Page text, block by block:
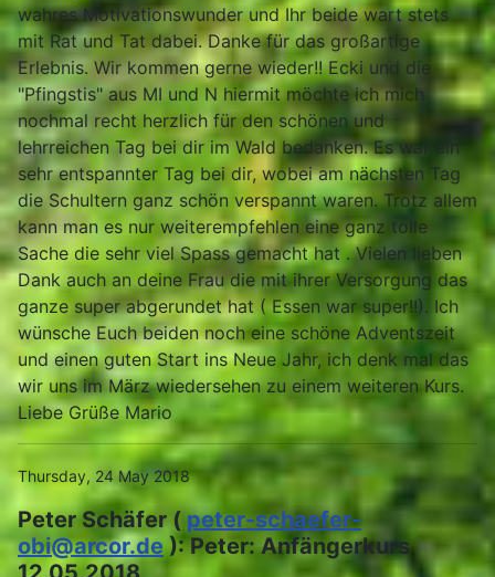
wahres Motivationswunder und Ihr beide wart stets
mit Rat und Tat dabei. Danke für das großartige
Erlebnis. Wir kommen gerne wieder!! Ecki und die
"Pfingstis" aus MI und N hiermit möchte ich mich
nochmal recht herzlich für den schönen und
lehrreichen Tag bei dir im Wald bedanken. Es war ein
sehr entspannter Tag bei dir, wobei am nächsten Tag
die Schultern ganz schön verspannt waren. Trotz allem
kann man es nur weiterempfehlen eine ganz tolle
Sache die sehr viel Spass gemacht hat . Vielen lieben
Dank auch an deine Frau die mit ihrer Versorgung das
ganze super abgerundet hat ( Essen war super!!). Ich
wünsche Euch beiden noch eine schöne Adventszeit
und einen guten Start ins Neue Jahr, ich denk mal das
wir uns im März wiedersehen zu einem weiteren Kurs.
Liebe Grüße Mario
Thursday, 24 May 2018
Peter Schäfer (peter-schaefer-
obi@arcor.de): Peter: Anfängerkurs